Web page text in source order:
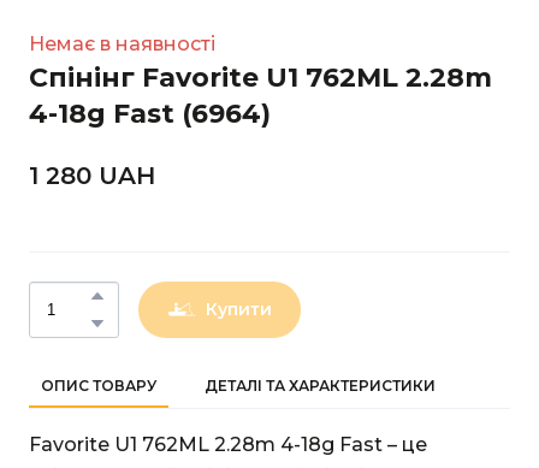
Немає в наявності
Спінінг Favorite U1 762ML 2.28m
4-18g Fast (6964)
1 280 UAН
Купити
ОПИС ТОВАРУ ДЕТАЛІ ТА ХАРАКТЕРИСТИКИ
Favorite U1 762ML 2.28m 4-18g Fast – це